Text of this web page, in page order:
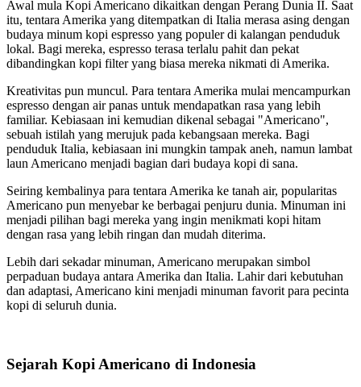
Awal mula Kopi Americano dikaitkan dengan Perang Dunia II. Saat
itu, tentara Amerika yang ditempatkan di Italia merasa asing dengan
budaya minum kopi espresso yang populer di kalangan penduduk
lokal. Bagi mereka, espresso terasa terlalu pahit dan pekat
dibandingkan kopi filter yang biasa mereka nikmati di Amerika.
Kreativitas pun muncul. Para tentara Amerika mulai mencampurkan
espresso dengan air panas untuk mendapatkan rasa yang lebih
familiar. Kebiasaan ini kemudian dikenal sebagai "Americano",
sebuah istilah yang merujuk pada kebangsaan mereka. Bagi
penduduk Italia, kebiasaan ini mungkin tampak aneh, namun lambat
laun Americano menjadi bagian dari budaya kopi di sana.
Seiring kembalinya para tentara Amerika ke tanah air, popularitas
Americano pun menyebar ke berbagai penjuru dunia. Minuman ini
menjadi pilihan bagi mereka yang ingin menikmati kopi hitam
dengan rasa yang lebih ringan dan mudah diterima.
Lebih dari sekadar minuman, Americano merupakan simbol
perpaduan budaya antara Amerika dan Italia. Lahir dari kebutuhan
dan adaptasi, Americano kini menjadi minuman favorit para pecinta
kopi di seluruh dunia.
Sejarah Kopi Americano di Indonesia